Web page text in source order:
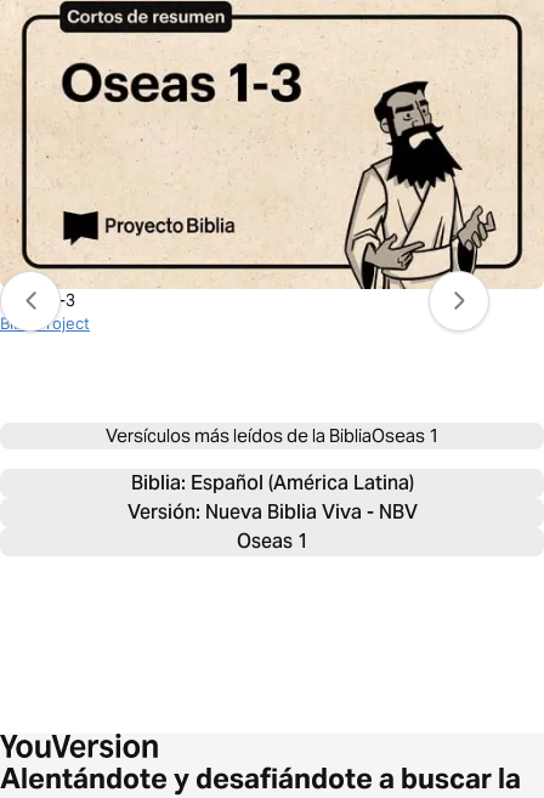
Oseas 1-3
BibleProject
Versículos más leídos de la BibliaOseas 1
Biblia: Español (América Latina)
Versión: Nueva Biblia Viva - NBV
Oseas 1
Alentándote y desafiándote a buscar la